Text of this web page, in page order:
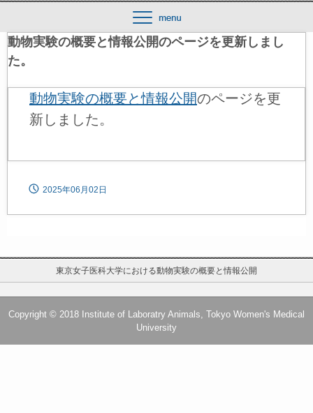
動物実験の概要と情報公開のページを更新しまし
た。
動物実験の概要と情報公開のページを更
新しました。
2025年06月02日
東京女子医科大学における動物実験の概要と情報公開
Copyright © 2018 Institute of Laboratry Animals, Tokyo Women's Medical
University